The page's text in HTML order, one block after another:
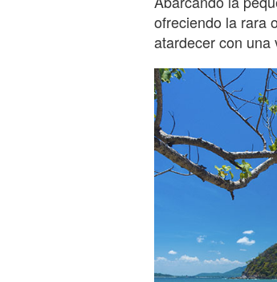
ofreciendo la rara
atardecer con una